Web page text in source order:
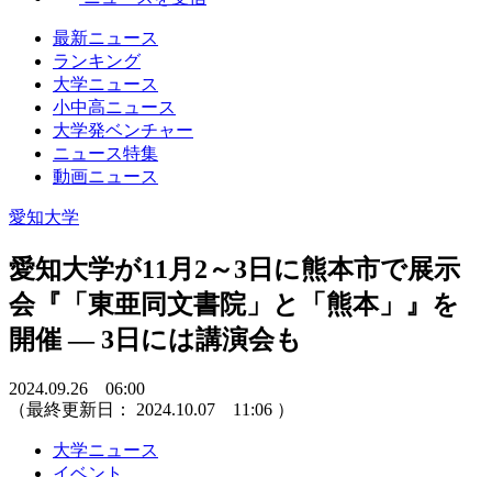
最新ニュース
ランキング
大学ニュース
小中高ニュース
大学発ベンチャー
ニュース特集
動画ニュース
愛知大学
愛知大学が11月2～3日に熊本市で展示
会『「東亜同文書院」と「熊本」』を
開催 — 3日には講演会も
2024.09.26 06:00
（最終更新日： 2024.10.07 11:06 ）
大学ニュース
イベント